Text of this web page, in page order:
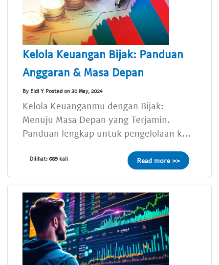
Kelola Keuangan Bijak: Panduan
Anggaran & Masa Depan
By Eldi Y Posted on 30 May, 2024
Kelola Keuanganmu dengan Bijak:
Menuju Masa Depan yang Terjamin.
Panduan lengkap untuk pengelolaan k...
Dilihat: 689 kali Read more >>